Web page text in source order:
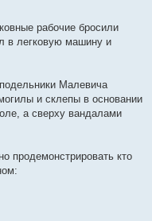
рабочие бросили
в легковую машину и
Малевича
и склепы в основании
а сверху вандалами
продемонстрировать кто